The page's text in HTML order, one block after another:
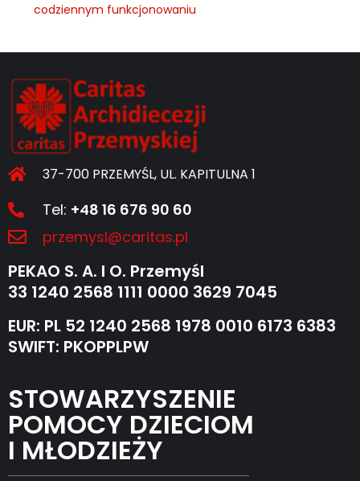
codziennym funkcjonowaniu
37-700 PRZEMYŚL, UL. KAPITULNA 1
Tel: +48 16 676 90 60
przemysl@caritas.pl
PEKAO S. A. I O. Przemyśl
33 1240 2568 1111 0000 3629 7045
EUR: PL 52 1240 2568 1978 0010 6173 6383
SWIFT: PKOPPLPW
STOWARZYSZENIE
POMOCY DZIECIOM
I MŁODZIEŻY